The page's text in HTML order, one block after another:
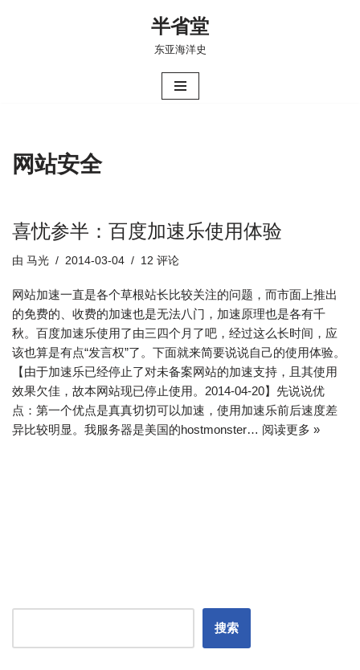
半省堂
东亚海洋史
网站安全
喜忧参半：百度加速乐使用体验
由 马光 2014-03-04 12 评论
网站加速一直是各个草根站长比较关注的问题，而市面上推出
的免费的、收费的加速也是无法八门，加速原理也是各有千
秋。百度加速乐使用了由三四个月了吧，经过这么长时间，应
该也算是有点“发言权”了。下面就来简要说说自己的使用体验。
【由于加速乐已经停止了对未备案网站的加速支持，且其使用
效果欠佳，故本网站现已停止使用。2014-04-20】先说说优
点：第一个优点是真真切切可以加速，使用加速乐前后速度差
异比较明显。我服务器是美国的hostmonster… 阅读更多 »
搜索